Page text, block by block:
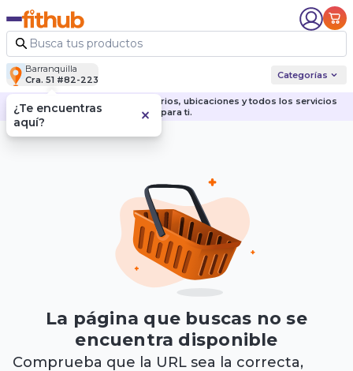
Barranquilla
Cra. 51 #82-223
Categorías
Descubre nuestras sedes, horarios, ubicaciones y todos los servicios
para ti.
La página que buscas no se
encuentra disponible
Comprueba que la URL sea la correcta,
¿Te encuentras
aquí?